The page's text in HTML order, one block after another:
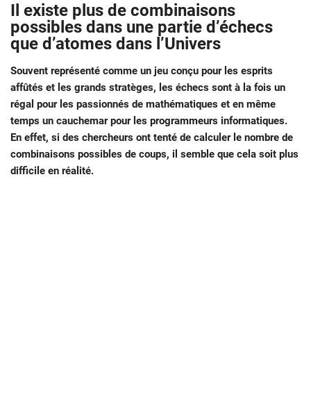
Il existe plus de combinaisons
possibles dans une partie d’échecs
que d’atomes dans l’Univers
Souvent représenté comme un jeu conçu pour les esprits
affûtés et les grands stratèges, les échecs sont à la fois un
régal pour les passionnés de mathématiques et en même
temps un cauchemar pour les programmeurs informatiques.
En effet, si des chercheurs ont tenté de calculer le nombre de
combinaisons possibles de coups, il semble que cela soit plus
difficile en réalité.